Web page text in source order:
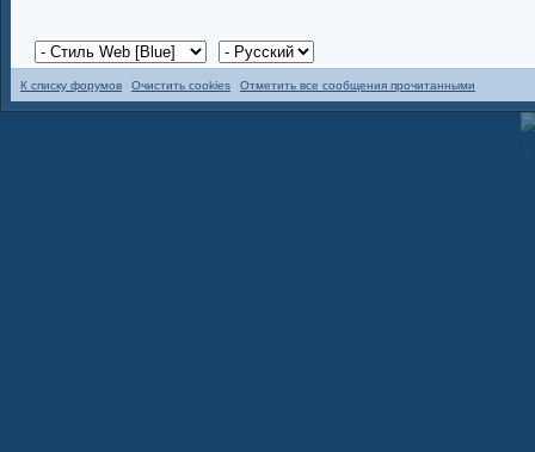
К списку форумов Очистить cookies Отметить все сообщения прочитанными